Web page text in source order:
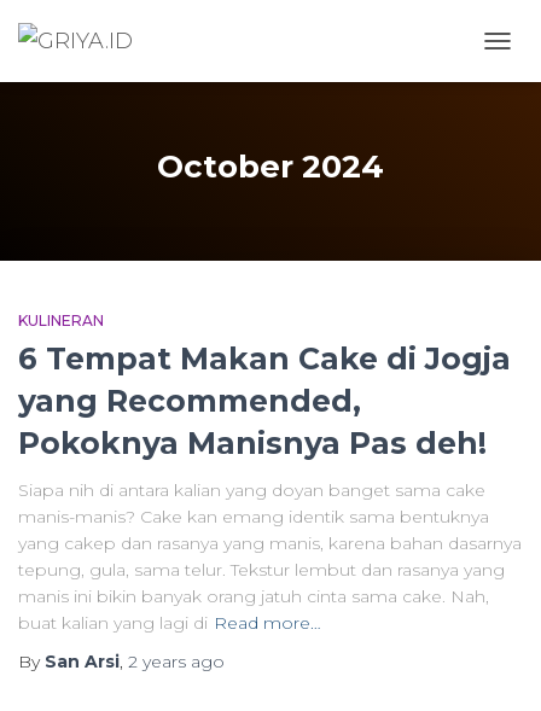
October 2024
KULINERAN
6 Tempat Makan Cake di Jogja
yang Recommended,
Pokoknya Manisnya Pas deh!
Siapa nih di antara kalian yang doyan banget sama cake
manis-manis? Cake kan emang identik sama bentuknya
yang cakep dan rasanya yang manis, karena bahan dasarnya
tepung, gula, sama telur. Tekstur lembut dan rasanya yang
manis ini bikin banyak orang jatuh cinta sama cake. Nah,
buat kalian yang lagi di Read more…
By San Arsi, 2 years ago